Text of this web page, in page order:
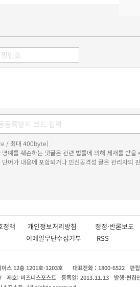
/ 최대 400byte)
예를 훼손하는 댓글은 관련 법률에 의해 제재를 받을
어가 내용에 포함되거나 인신공격성 글은 관리자의
정책 개인정보처리방침 정정·반론보도
이메일무단수집거부 RSS
이스 12층 1201호-1203호 대표전화 : 1800-6522 편
제호: 비즈니스포스트 등록일: 2013.11.13 발행·편집